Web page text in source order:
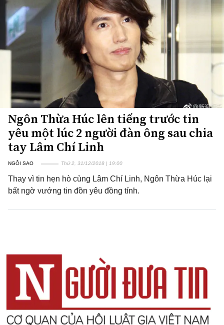
Ngôn Thừa Húc lên tiếng trước tin
yêu một lúc 2 người đàn ông sau chia
tay Lâm Chí Linh
NGÔI SAO Thứ 2, 31/12/2018 | 19:00
Thay vì tin hẹn hò cùng Lâm Chí Linh, Ngôn Thừa Húc lại
bất ngờ vướng tin đồn yêu đồng tính.